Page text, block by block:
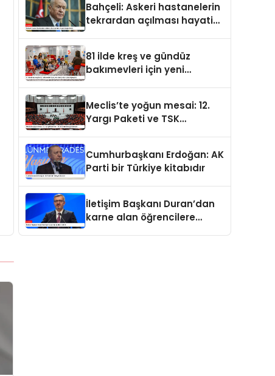
Bahçeli: Askeri hastanelerin
tekrardan açılması hayati
81 ilde kreş ve gündüz
bakımevleri için yeni
Meclis’te yoğun mesai: 12.
Yargı Paketi ve TSK
Cumhurbaşkanı Erdoğan: AK
Parti bir Türkiye kitabıdır
İletişim Başkanı Duran’dan
karne alan öğrencilere